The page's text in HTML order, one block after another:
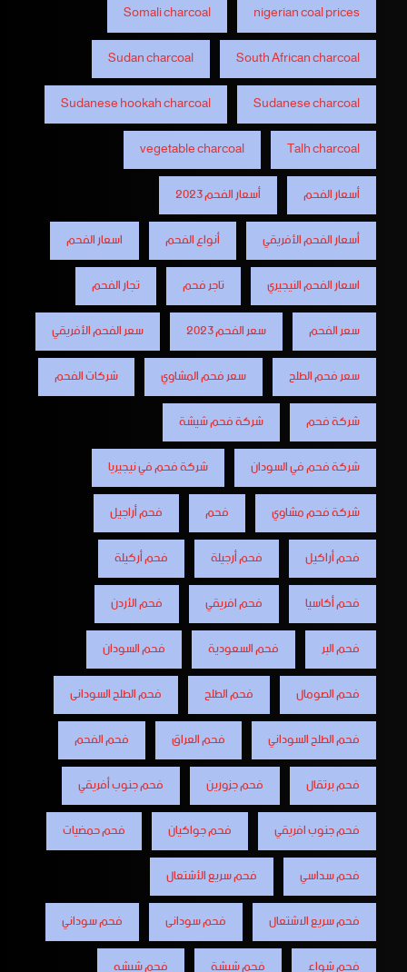
nigerian coal prices
Somali charcoal
South African charcoal
Sudan charcoal
Sudanese charcoal
Sudanese hookah charcoal
Talh charcoal
vegetable charcoal
أسعار الفحم
أسعار الفحم 2023
أسعار الفحم الأفريقي
أنواع الفحم
اسعار الفحم
اسعار الفحم النيجيري
تاجر فحم
تجار الفحم
سعر الفحم
سعر الفحم 2023
سعر الفحم الأفريقي
سعر فحم الطلح
سعر فحم المشاوي
شركات الفحم
شركة فحم
شركة فحم شيشة
شركة فحم في السودان
شركة فحم في نيجيريا
شركة فحم مشاوي
فحم
فحم أراجيل
فحم أراكيل
فحم أرجيلة
فحم أركيلة
فحم أكاسيا
فحم افريقي
فحم الأردن
فحم البر
فحم السعودية
فحم السودان
فحم الصومال
فحم الطلح
فحم الطلح السودانى
فحم الطلح السوداني
فحم العراق
فحم الفحم
فحم برتقال
فحم جزورين
فحم جنوب أفريقي
فحم جنوب افريقي
فحم جواكيان
فحم حمضيات
فحم سداسي
فحم سريع الأشتعال
فحم سريع الاشتعال
فحم سودانى
فحم سوداني